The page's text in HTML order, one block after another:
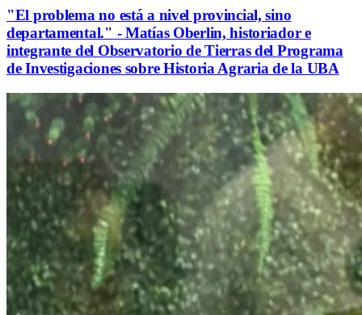
"El problema no está a nivel provincial, sino
departamental." - Matías Oberlin, historiador e
integrante del Observatorio de Tierras del Programa
de Investigaciones sobre Historia Agraria de la UBA